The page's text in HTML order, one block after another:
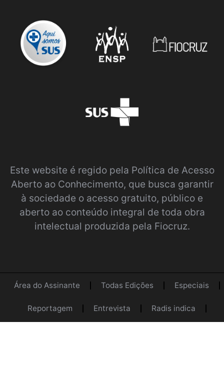
Este website é regido pela Política de Acesso
Aberto ao Conhecimento, que busca garantir
à sociedade o acesso gratuito, público e
aberto ao conteúdo integral de toda obra
intelectual produzida pela Fiocruz.
Área do Assinante Todas Edições Especiais
Reportagem Entrevista Radis indica